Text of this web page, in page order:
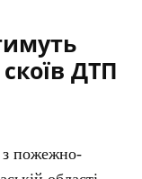
ДТП
з пожежно-